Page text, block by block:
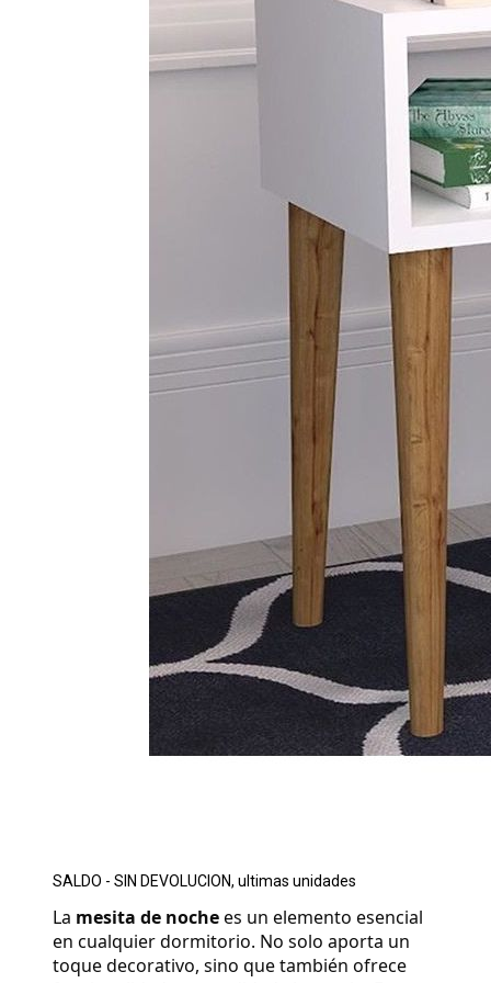
SALDO - SIN DEVOLUCION, ultimas unidades
La mesita de noche es un elemento esencial
en cualquier dormitorio. No solo aporta un
toque decorativo, sino que también ofrece